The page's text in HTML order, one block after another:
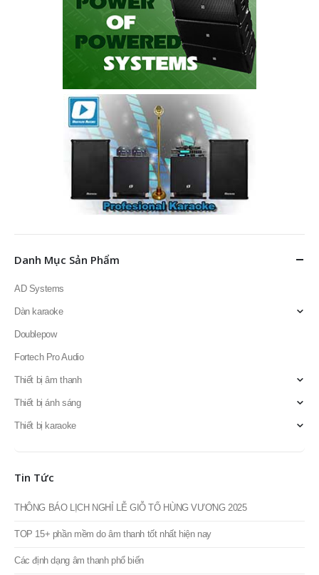
Danh Mục Sản Phẩm
AD Systems
Dàn karaoke
Doublepow
Fortech Pro Audio
Thiết bị âm thanh
Thiết bị ánh sáng
Thiết bị karaoke
Tin Tức
THÔNG BÁO LỊCH NGHỈ LỄ GIỖ TỔ HÙNG VƯƠNG 2025
TOP 15+ phần mềm do âm thanh tốt nhất hiện nay
Các định dạng âm thanh phổ biến